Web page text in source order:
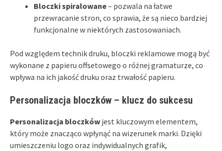
Bloczki spiralowane– pozwala na łatwe
przewracanie stron, co sprawia, że są nieco bardziej
funkcjonalne w niektórych zastosowaniach.
Pod względem technik druku, bloczki reklamowe mogą być
wykonane z papieru offsetowego o różnej gramaturze, co
wpływa na ich jakość druku oraz trwałość papieru.
Personalizacja bloczków – klucz do sukcesu
Personalizacja bloczków jest kluczowym elementem,
który może znacząco wpłynąć na wizerunek marki. Dzięki
umieszczeniu logo oraz indywidualnych grafik,